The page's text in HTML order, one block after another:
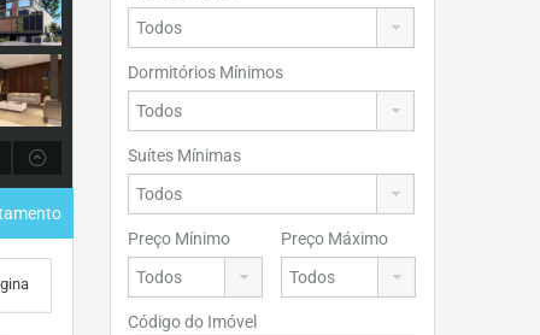
Dormitórios Mínimos
Suítes Mínimas
Preço Mínimo Preço Máximo
Código do Imóvel